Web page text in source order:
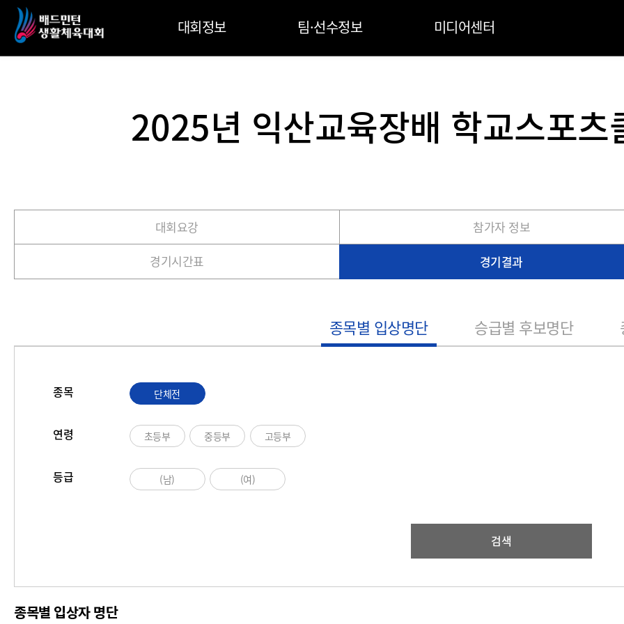
대회정보 팀·선수정보 미디어센터
2025년 익산교육장배 학교스포츠
대회요강
참가자 정보
경기시간표
경기결과
종목별 입상명단 승급별 후보명단
종목 단체전
연령 초등부 중등부 고등부
등급 (남) (여)
검색
종목별 입상자 명단